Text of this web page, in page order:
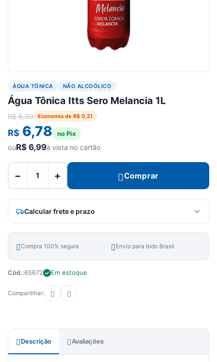
ÁGUA TÔNICA NÃO ALCOÓLICO
Água Tônica Itts Sero Melancia 1L
R$6,99 Economia de R$ 0,21
R$ 6,78 no Pix
ouR$ 6,99à vista no cartão
− + Comprar
Calcular frete e prazo
Compra 100% segura Envio para todo Brasil
Cód.:65672 Em estoque
Compartilhar:
Descrição Avaliações